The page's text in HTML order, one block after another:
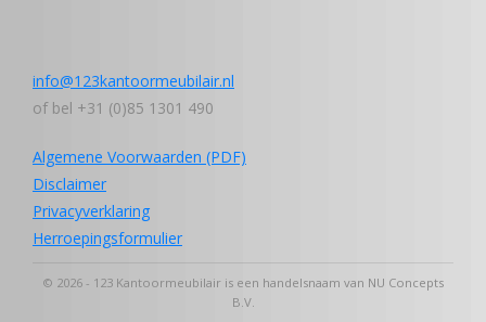
info@123kantoormeubilair.nl
of bel +31 (0)85 1301 490
Algemene Voorwaarden (PDF)
Disclaimer
Privacyverklaring
Herroepingsformulier
© 2026 - 123 Kantoormeubilair is een handelsnaam van NU Concepts
B.V.